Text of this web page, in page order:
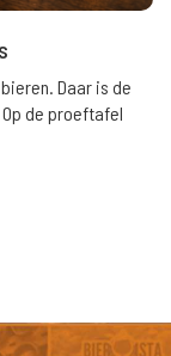
Daar is de
de proeftafel